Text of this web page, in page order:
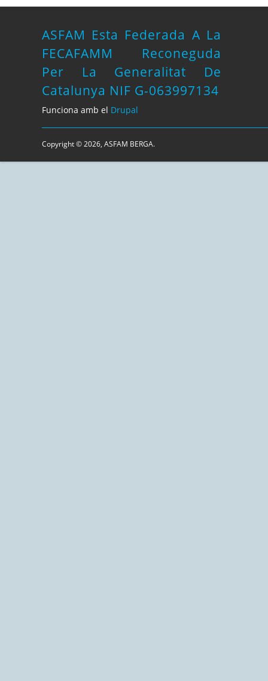
ASFAM Esta Federada A La
FECAFAMM Reconeguda
Per La Generalitat De
Catalunya NIF G-063997134
Funciona amb el Drupal
Copyright © 2026, ASFAM BERGA.